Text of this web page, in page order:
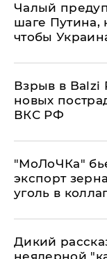
Чалый
шаге Путина,
чтобы
Взрыв в Balzi
новых
ВКС РФ
​"МоЛоЧКа"
экспорт
уголь в
Дикий
неядерной